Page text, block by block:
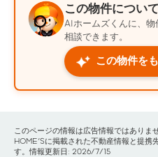
この物件につい
AIホームズくんに、
相談できます。
この物件を
このページの情報は広告情報ではあり
HOME'Sに掲載された不動産情報と提携
す。情報更新日: 2026/7/15